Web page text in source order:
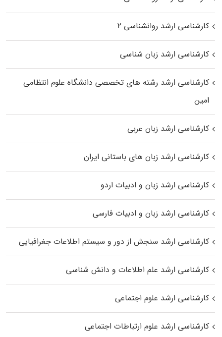
کارشناسی ارشد روانشناسی ۲
کارشناسی ارشد زبان شناسی
کارشناسی ارشد رﺷﺘﻪ ﻫﺎی تخصصی داﻧﺸﮕﺎه ﻋﻠﻮم انتظامی
اﻣﻴﻦ
کارشناسی ارشد زبان عربی
کارشناسی ارشد زبان‌ های باستانی ایران
کارشناسی ارشد زبان و ادبیات اردو
کارشناسی ارشد زبان و ادبیات فارسی
کارشناسی ارشد سنجش از دور و سیستم اطلاعات جغرافیایی
کارشناسی ارشد علم اطلاعات و دانش شناسی
کارشناسی ارشد علوم اجتماعی
کارشناسی ارشد علوم ارتباطات اجتماعی